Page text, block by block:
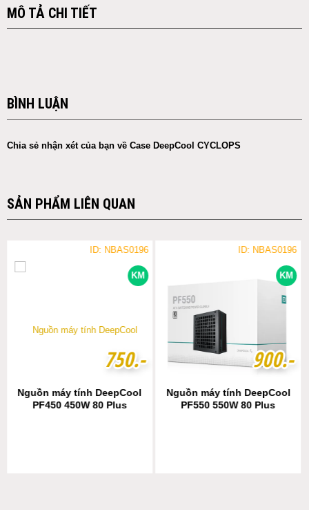
MÔ TẢ CHI TIẾT
BÌNH LUẬN
Chia sẻ nhận xét của bạn về Case DeepCool CYCLOPS
SẢN PHẨM LIÊN QUAN
KM
ID: NBAS0196
750.-
750.-
Nguồn máy tính DeepCool
PF450 450W 80 Plus
KM
ID: NBAS0196
900.-
900.-
Nguồn máy tính DeepCool
PF550 550W 80 Plus